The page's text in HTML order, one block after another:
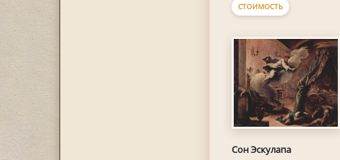
СТОИМОСТЬ
Сон Эскулапа